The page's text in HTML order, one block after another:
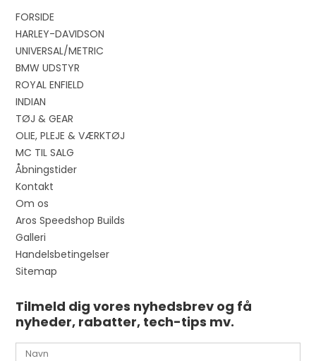
FORSIDE
HARLEY-DAVIDSON
UNIVERSAL/METRIC
BMW UDSTYR
ROYAL ENFIELD
INDIAN
TØJ & GEAR
OLIE, PLEJE & VÆRKTØJ
MC TIL SALG
Åbningstider
Kontakt
Om os
Aros Speedshop Builds
Galleri
Handelsbetingelser
Sitemap
Tilmeld dig vores nyhedsbrev og få
nyheder, rabatter, tech-tips mv.